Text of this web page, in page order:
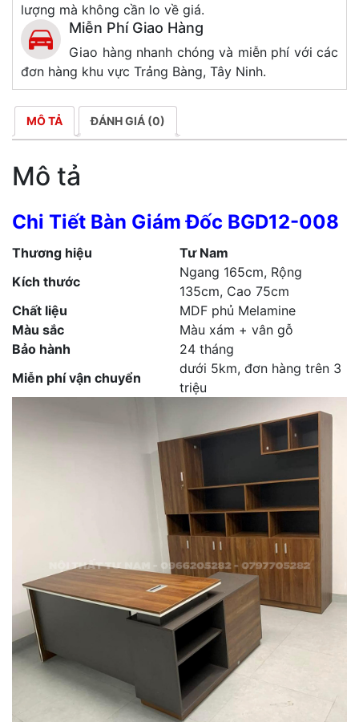
lượng mà không cần lo về giá.
Miễn Phí Giao Hàng
Giao hàng nhanh chóng và miễn phí với các
đơn hàng khu vực Trảng Bàng, Tây Ninh.
MÔ TẢ ĐÁNH GIÁ (0)
Mô tả
Chi Tiết Bàn Giám Đốc BGD12-008
Thương hiệu
Tư Nam
Kích thước
Ngang 165cm, Rộng
135cm, Cao 75cm
Chất liệu
MDF phủ Melamine
Màu sắc
Màu xám + vân gỗ
Bảo hành
24 tháng
Miễn phí vận chuyển
dưới 5km, đơn hàng trên 3
triệu